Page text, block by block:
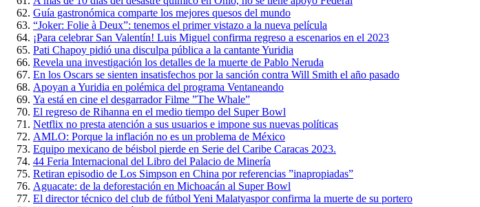
Guía gastronómica comparte los mejores quesos del mundo
“Joker: Folie à Deux”: tenemos el primer vistazo a la nueva película
¡Para celebrar San Valentín! Luis Miguel confirma regreso a escenarios en el 2023
Pati Chapoy pidió una disculpa pública a la cantante Yuridia
Revela una investigación los detalles de la muerte de Pablo Neruda
En los Oscars se sienten insatisfechos por la sanción contra Will Smith el año pasado
Apoyan a Yuridia en polémica del programa Ventaneando
Ya está en cine el desgarrador Filme ”The Whale”
El regreso de Rihanna en el medio tiempo del Super Bowl
Netflix no presta atención a sus usuarios e impone sus nuevas políticas
AMLO: Porque la inflación no es un problema de México
Equipo mexicano de béisbol pierde en Serie del Caribe Caracas 2023.
44 Feria Internacional del Libro del Palacio de Minería
Retiran episodio de Los Simpson en China por referencias ”inapropiadas”
Aguacate: de la deforestación en Michoacán al Super Bowl
El director técnico del club de fútbol Yeni Malatyaspor confirma la muerte de su portero